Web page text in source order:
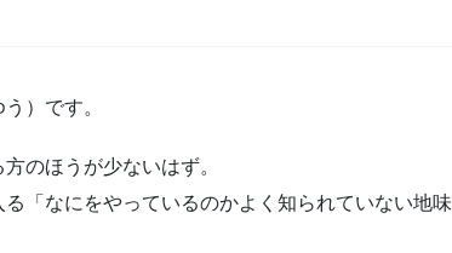
）です。
のほうが少ないはず。
「なにをやっているのかよく知られていない地味